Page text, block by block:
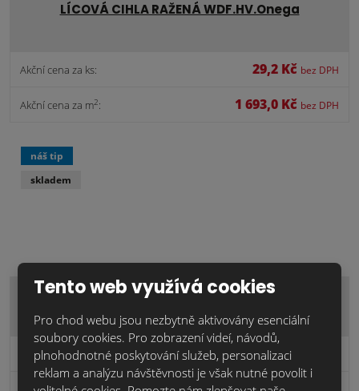
LÍCOVÁ CIHLA RAŽENÁ WDF.HV.Onega
Akční cena za ks: 29,2 Kč bez DPH
Akční cena za m2: 1 693,0 Kč bez DPH
OBKLADOVÝ CIHLOVÝ PÁSEK RAŽENÝ WDFP.Onega
Akční cena za ks: 23,5 Kč
2
náš tip
skladem
Tento web využívá cookies
Pro chod webu jsou nezbytně aktivovány esenciální
soubory cookies. Pro zobrazení videí, návodů,
plnohodnotné poskytování služeb, personalizaci
reklam a analýzu návštěvnosti je však nutné povolit i